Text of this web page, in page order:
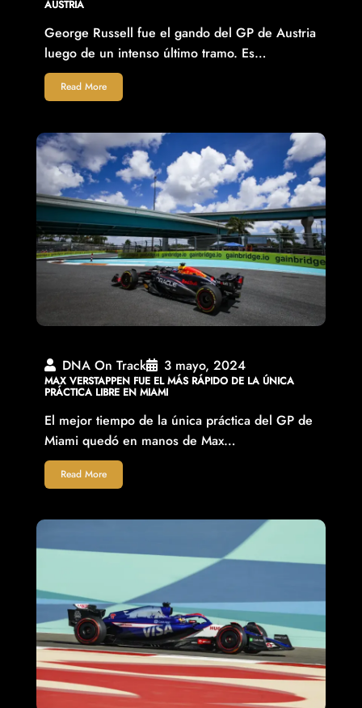
AUSTRIA
George Russell fue el gando del GP de Austria
luego de un intenso último tramo. Es…
Read More
DNA On Track 3 mayo, 2024
MAX VERSTAPPEN FUE EL MÁS RÁPIDO DE LA ÚNICA
PRÁCTICA LIBRE EN MIAMI
El mejor tiempo de la única práctica del GP de
Miami quedó en manos de Max…
Read More